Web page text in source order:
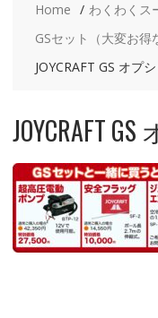
Home
わくわくス
GSセット（大変お得
JOYCRAFT GS オプ
JOYCRAFT